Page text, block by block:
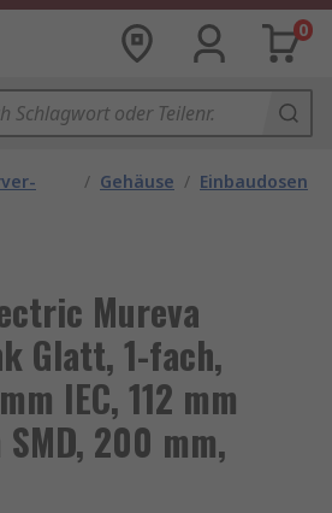
0
/ Gehäuse / Einbaudosen
Mureva
Glatt, 1-fach,
IEC, 112 mm
200 mm,